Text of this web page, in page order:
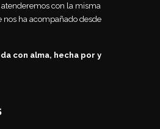
atenderemos con la misma
nos ha acompañado desde
con alma, hecha por y